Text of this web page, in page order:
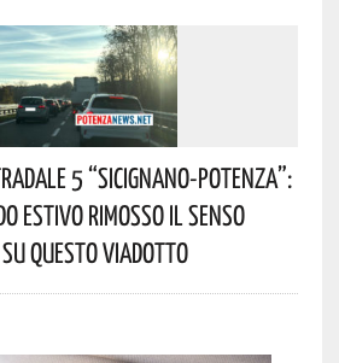
5 “Sicignano-Potenza”:
Estivo Rimosso Il Senso
Questo Viadotto